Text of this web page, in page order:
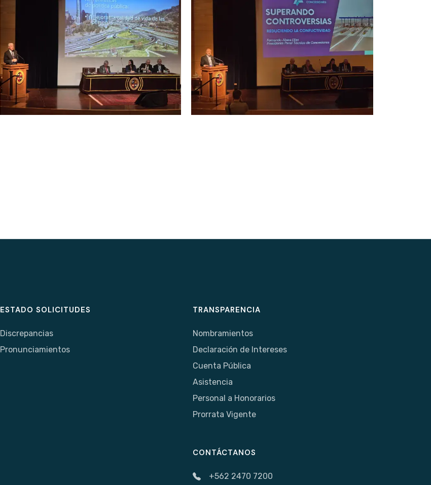
ESTADO SOLICITUDES
Discrepancias
Pronunciamientos
TRANSPARENCIA
Nombramientos
Declaración de Intereses
Cuenta Pública
Asistencia
Personal a Honorarios
Prorrata Vigente
CONTÁCTANOS
+562 2470 7200